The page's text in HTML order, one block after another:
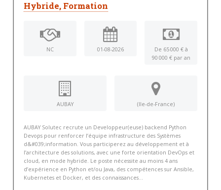
Hybride, Formation
NC 01-08-2026
De 65 000 € à
90 000 € par an
AUBAY (Ile-de-France)
AUBAY Solutec recrute un Developpeur(euse) backend Python
Devops pour renforcer l’équipe infrastructure des Systèmes
d&#039;information. Vous participerez au développement et à
l’architecture des solutions, avec une forte orientation DevOps et
cloud, en mode hybride. Le poste nécessite au moins 4 ans
d’expérience en Python et/ou Java, des compétences sur Ansible,
Kubernetes et Docker, et des connaissances...